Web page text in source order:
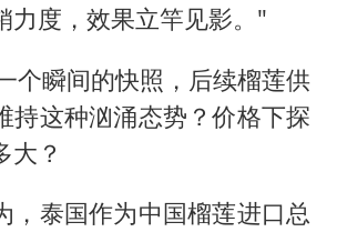
力度，效果立竿见影。"
个瞬间的快照，后续榴莲供
持这种汹涌态势？价格下探
大？
，泰国作为中国榴莲进口总